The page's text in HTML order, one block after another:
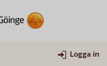
Logga in